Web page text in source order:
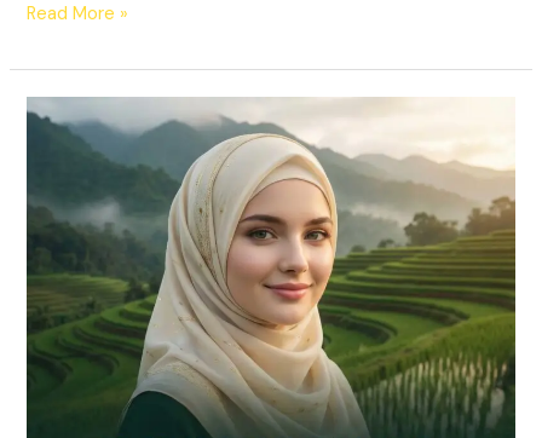
Read More »
Kavling
Hanjawong
Pecah
Sertifikat
Puncak